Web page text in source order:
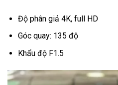
Độ phân giả 4K, full HD
Góc quay: 135 độ
Khẩu độ F1.5